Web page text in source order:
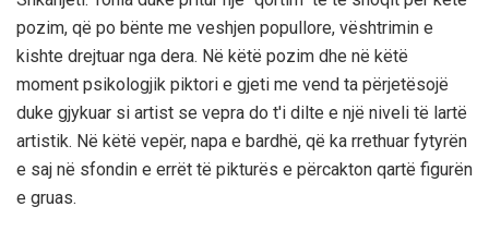
pozim, që po bënte me veshjen popullore, vështrimin e
kishte drejtuar nga dera. Në këtë pozim dhe në këtë
moment psikologjik piktori e gjeti me vend ta përjetësojë
duke gjykuar si artist se vepra do t'i dilte e një niveli të lartë
artistik. Në këtë vepër, napa e bardhë, që ka rrethuar fytyrën
e saj në sfondin e errët të pikturës e përcakton qartë figurën
e gruas.